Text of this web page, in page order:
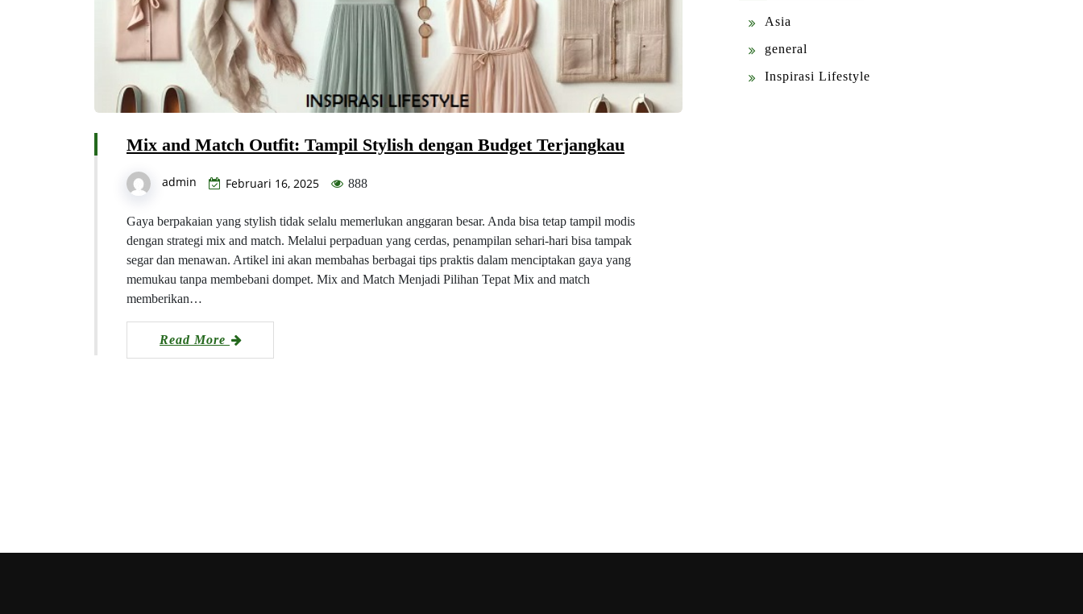
Mix and Match Outfit: Tampil Stylish dengan Budget Terjangkau
admin Februari 16, 2025 888
Gaya berpakaian yang stylish tidak selalu memerlukan anggaran besar. Anda bisa tetap tampil modis
dengan strategi mix and match. Melalui perpaduan yang cerdas, penampilan sehari-hari bisa tampak
segar dan menawan. Artikel ini akan membahas berbagai tips praktis dalam menciptakan gaya yang
memukau tanpa membebani dompet. Mix and Match Menjadi Pilihan Tepat Mix and match
memberikan…
Read More
Asia
general
Inspirasi Lifestyle